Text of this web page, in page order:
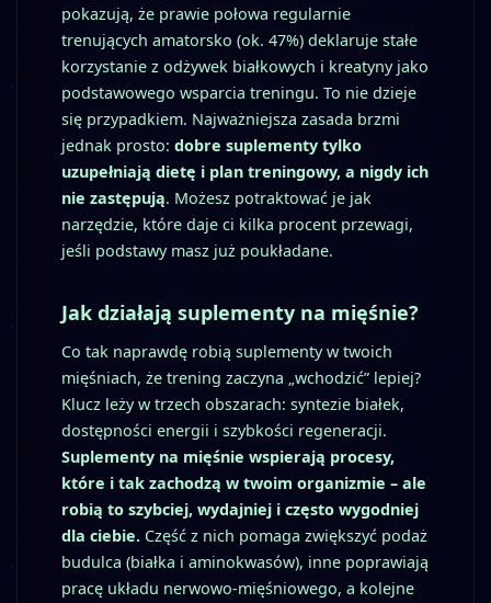
pokazują, że prawie połowa regularnie
trenujących amatorsko (ok. 47%) deklaruje stałe
korzystanie z odżywek białkowych i kreatyny jako
podstawowego wsparcia treningu. To nie dzieje
się przypadkiem. Najważniejsza zasada brzmi
jednak prosto: dobre suplementy tylko
uzupełniają dietę i plan treningowy, a nigdy ich
nie zastępują. Możesz potraktować je jak
narzędzie, które daje ci kilka procent przewagi,
jeśli podstawy masz już poukładane.
Jak działają suplementy na mięśnie?
Co tak naprawdę robią suplementy w twoich
mięśniach, że trening zaczyna „wchodzić” lepiej?
Klucz leży w trzech obszarach: syntezie białek,
dostępności energii i szybkości regeneracji.
Suplementy na mięśnie wspierają procesy,
które i tak zachodzą w twoim organizmie – ale
robią to szybciej, wydajniej i często wygodniej
dla ciebie. Część z nich pomaga zwiększyć podaż
budulca (białka i aminokwasów), inne poprawiają
pracę układu nerwowo‑mięśniowego, a kolejne